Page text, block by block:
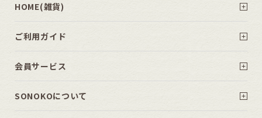
HOME(雑貨)
ご利用ガイド
会員サービス
SONOKOについて